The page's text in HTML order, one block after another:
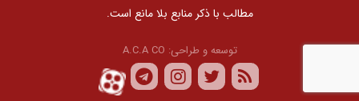
مطالب با ذکر منابع بلا مانع است.
توسعه و طراحی: A.C.A CO